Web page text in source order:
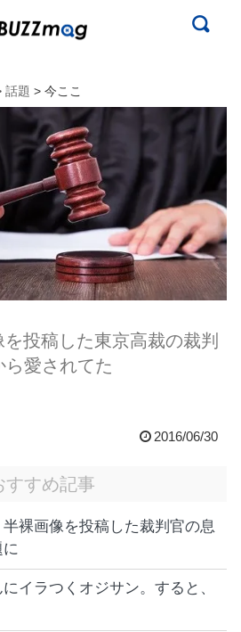
話題 > 今ここ
投稿した東京高裁の裁判
愛されてた
2016/06/30
すすめ記事
裸画像を投稿した裁判官の息
イラつくオジサン。すると、